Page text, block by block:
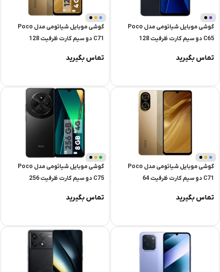
گوشی موبایل شیائومی مدل Poco
C65 دو سیم کارت ظرفیت 128
تماس بگیرید
گوشی موبایل شیائومی مدل Poco
C71 دو سیم کارت ظرفیت 128
تماس بگیرید
گوشی موبایل شیائومی مدل Poco
C71 دو سیم کارت ظرفیت 64
تماس بگیرید
گوشی موبایل شیائومی مدل Poco
C75 دو سیم کارت ظرفیت 256
تماس بگیرید